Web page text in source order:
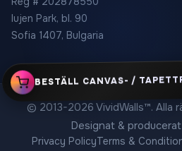
Iujen Park, bl. 90
Sofia 1407, Bulgaria
© 2013-2026 VividWalls™. Alla
Designat &
Privacy PolicyTerms &
BESTÄLL CANVAS- /